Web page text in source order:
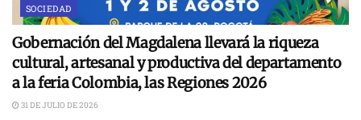
SOCIEDAD
Gobernación del Magdalena llevará la riqueza
cultural, artesanal y productiva del departamento
a la feria Colombia, las Regiones 2026
31 DE JULIO DE 2026